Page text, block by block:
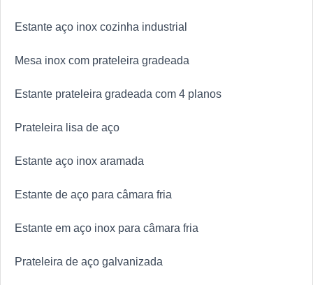
Estante aço inox cozinha industrial
Mesa inox com prateleira gradeada
Estante prateleira gradeada com 4 planos
Prateleira lisa de aço
Estante aço inox aramada
Estante de aço para câmara fria
Estante em aço inox para câmara fria
Prateleira de aço galvanizada